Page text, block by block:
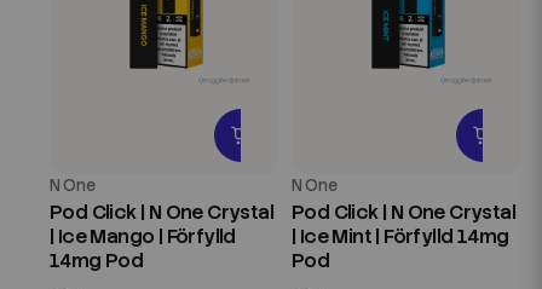
N One
Pod Click | N One Crystal
| Ice Mango | Förfylld
14mg Pod
N One
Pod Click | N One Crystal
| Ice Mint | Förfylld 14mg
Pod